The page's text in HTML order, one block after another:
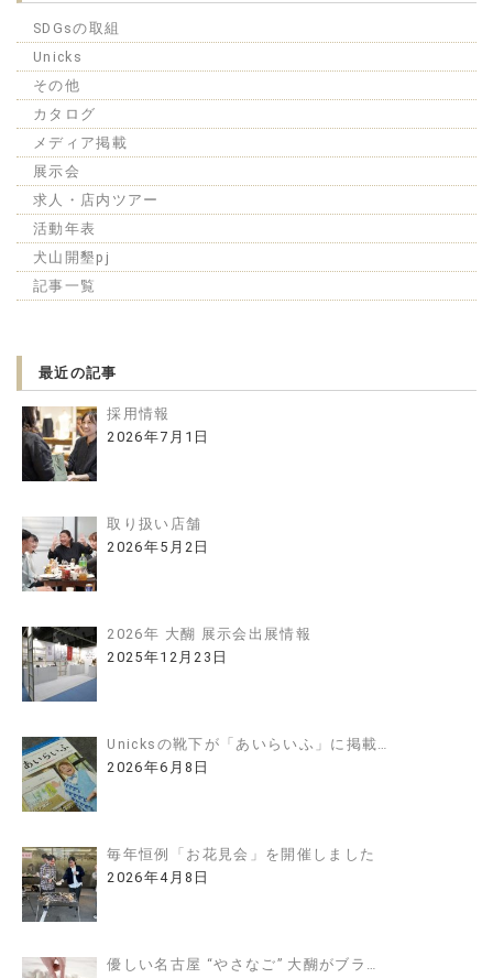
SDGsの取組
Unicks
その他
カタログ
メディア掲載
展示会
求人・店内ツアー
活動年表
犬山開墾pj
記事一覧
最近の記事
採用情報
2026年7月1日
取り扱い店舗
2026年5月2日
2026年 大醐 展示会出展情報
2025年12月23日
Unicksの靴下が「あいらいふ」に掲載…
2026年6月8日
毎年恒例「お花見会」を開催しました
2026年4月8日
優しい名古屋 “やさなご” 大醐がブラ…